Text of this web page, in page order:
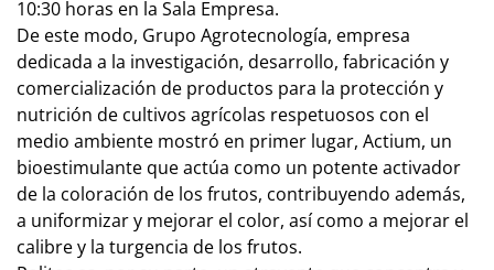
10:30 horas en la Sala Empresa.
De este modo, Grupo Agrotecnología, empresa
dedicada a la investigación, desarrollo, fabricación y
comercialización de productos para la protección y
nutrición de cultivos agrícolas respetuosos con el
medio ambiente mostró en primer lugar, Actium, un
bioestimulante que actúa como un potente activador
de la coloración de los frutos, contribuyendo además,
a uniformizar y mejorar el color, así como a mejorar el
calibre y la turgencia de los frutos.